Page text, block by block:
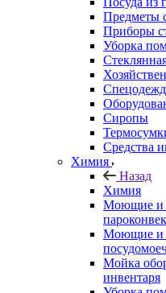
Предметы
Приборы
Уборка
Сиропы
Средства
Химия
Назад
Химия
Моющие и
Моющие и
Мойка
инвентаря